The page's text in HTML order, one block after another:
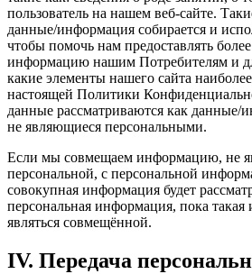
пользователь на нашем веб-сайте.
данные/информация собирается и
чтобы помочь нам предоставлять
информацию нашим Потребителям и
какие элементы нашего сайта
настоящей Политики
данные рассматриваются как данные/
не являющиеся персональными.
Если мы совмещаем информацию, не
персональной, с персональной
совокупная информация будет
персональная информация, пока такая
являться совмещённой.
IV. Передача